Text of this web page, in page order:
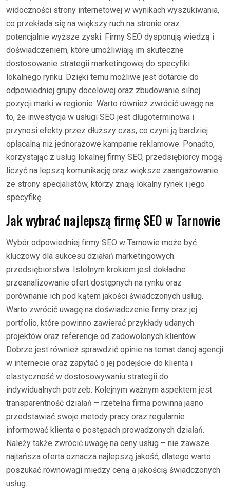
widoczności strony internetowej w wynikach wyszukiwania,
co przekłada się na większy ruch na stronie oraz
potencjalnie wyższe zyski. Firmy SEO dysponują wiedzą i
doświadczeniem, które umożliwiają im skuteczne
dostosowanie strategii marketingowej do specyfiki
lokalnego rynku. Dzięki temu możliwe jest dotarcie do
odpowiedniej grupy docelowej oraz zbudowanie silnej
pozycji marki w regionie. Warto również zwrócić uwagę na
to, że inwestycja w usługi SEO jest długoterminowa i
przynosi efekty przez dłuższy czas, co czyni ją bardziej
opłacalną niż jednorazowe kampanie reklamowe. Ponadto,
korzystając z usług lokalnej firmy SEO, przedsiębiorcy mogą
liczyć na lepszą komunikację oraz większe zaangażowanie
ze strony specjalistów, którzy znają lokalny rynek i jego
specyfikę.
Jak wybrać najlepszą firmę SEO w Tarnowie
Wybór odpowiedniej firmy SEO w Tarnowie może być
kluczowy dla sukcesu działań marketingowych
przedsiębiorstwa. Istotnym krokiem jest dokładne
przeanalizowanie ofert dostępnych na rynku oraz
porównanie ich pod kątem jakości świadczonych usług.
Warto zwrócić uwagę na doświadczenie firmy oraz jej
portfolio, które powinno zawierać przykłady udanych
projektów oraz referencje od zadowolonych klientów.
Dobrze jest również sprawdzić opinie na temat danej agencji
w internecie oraz zapytać o jej podejście do klienta i
elastyczność w dostosowywaniu strategii do
indywidualnych potrzeb. Kolejnym ważnym aspektem jest
transparentność działań – rzetelna firma powinna jasno
przedstawiać swoje metody pracy oraz regularnie
informować klienta o postępach prowadzonych działań.
Należy także zwrócić uwagę na ceny usług – nie zawsze
najtańsza oferta oznacza najlepszą jakość, dlatego warto
poszukać równowagi między ceną a jakością świadczonych
usług.